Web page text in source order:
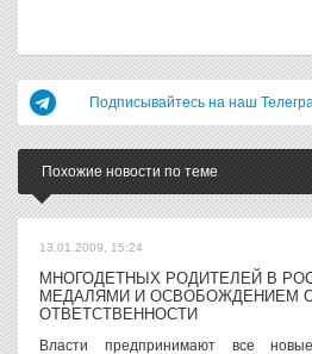
Подписывайтесь на наш
Похожие новости по теме
13.01.2009, 15:24
МНОГОДЕТНЫХ РОДИТЕЛЕЙ В
МЕДАЛЯМИ И ОСВОБОЖДЕНИЕМ
ОТВЕТСТВЕННОСТИ
Власти предпринимают все